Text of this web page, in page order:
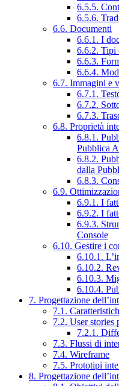
6.5.5.
6.5.6.
6.6. Documenti
6.6.1. I
6.6.2. Tipi
6.6.3.
6.6.4.
6.7. Immagini e
6.7.1.
6.7.2.
6.7.3.
6.8. Proprietà
6.8.1.
Pubblica
6.8.2.
dalla
6.8.3.
6.9.
6.9.1. I
6.9.2. I
6.9.3.
Console
6.10. Gestire i
6.10.1.
6.10.2.
6.10.3.
6.10.4.
7. Progettazione
7.1.
7.2. User stories
7.2.1.
7.3. Flussi di
7.4. Wireframe
7.5. Prototipi
8. Progettazione